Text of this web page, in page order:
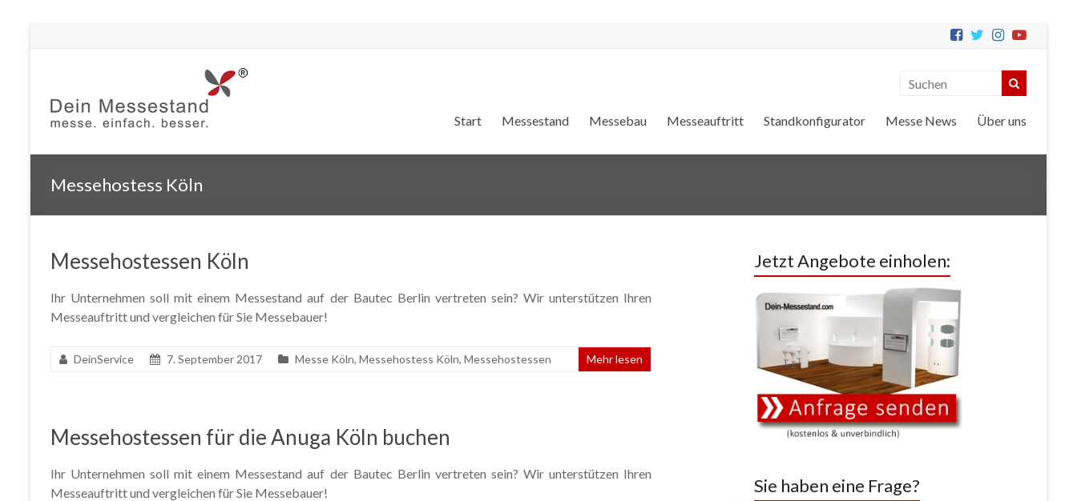
Start Messestand Messebau Messeauftritt Standkonfigurator Messe News Über uns
Messehostess Köln
Messehostessen Köln
Ihr Unternehmen soll mit einem Messestand auf der Bautec Berlin vertreten sein? Wir unterstützen Ihren
Messeauftritt und vergleichen für Sie Messebauer!
DeinService 7. September 2017 Messe Köln, Messehostess Köln, Messehostessen Mehr lesen
Messehostessen für die Anuga Köln buchen
Ihr Unternehmen soll mit einem Messestand auf der Bautec Berlin vertreten sein? Wir unterstützen Ihren
Messeauftritt und vergleichen für Sie Messebauer!
Jetzt Angebote einholen:
Sie haben eine Frage?